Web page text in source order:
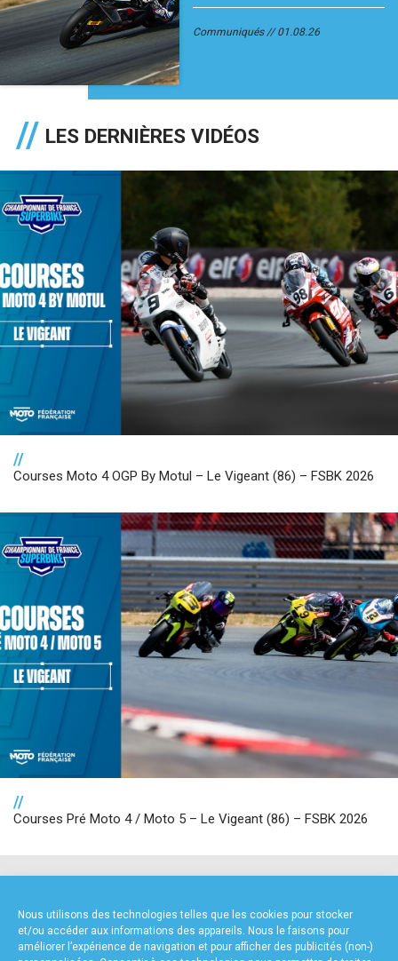
Nous utilisons des technologies telles que les cookies pour stocker
et/ou accéder aux informations des appareils. Nous le faisons pour
améliorer l’expérience de navigation et pour afficher des publicités (non-)
Communiqués 01.08.26
LES DERNIÈRES VIDÉOS
//
Courses Moto 4 OGP By Motul – Le Vigeant (86) – FSBK 2026
//
Courses Pré Moto 4 / Moto 5 – Le Vigeant (86) – FSBK 2026